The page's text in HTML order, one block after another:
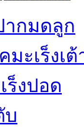
ากมดลูก
มะเร็งเ
ร็งปอด
บ